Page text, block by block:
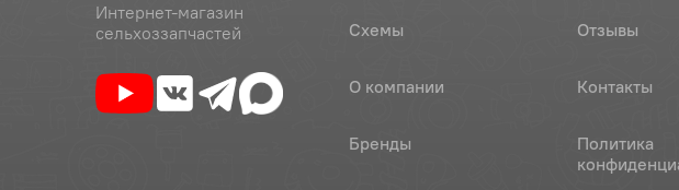
Интернет-магазин
сельхоззапчастей
Схемы
О компании
Бренды
Отзывы
Контакты
Политика